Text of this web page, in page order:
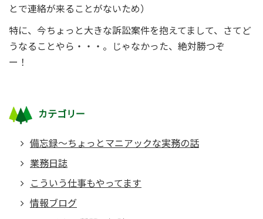
とで連絡が来ることがないため）
特に、今ちょっと大きな訴訟案件を抱えてまして、さてど
うなることやら・・・。じゃなかった、絶対勝つぞ
ー！
カテゴリー
備忘録～ちょっとマニアックな実務の話
業務日誌
こういう仕事もやってます
情報ブログ